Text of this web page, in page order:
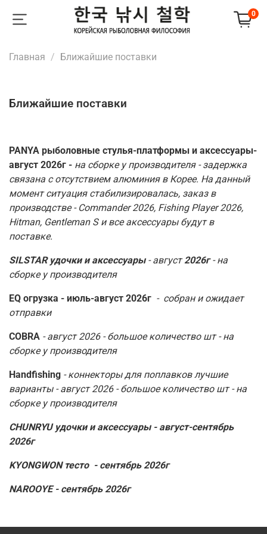
0
Главная Ближайшие поставки
Ближайшие поставки
PANYA рыболовные стулья-платформы и аксессуары-
август 2026г - на сборке у производителя - задержка
связана с отсутствием алюминия в Корее. На данный
момент ситуация стабилизировалась, заказ в
производстве - Commander 2026, Fishing Player 2026,
Hitman, Gentleman S и все аксессуары будут в
поставке.
SILSTAR удочки и аксессуары - август2026г- на
сборке у производителя
EQ огрузка - июль-август 2026г - собран и ожидает
отправки
COBRA - август 2026 - большое количество шт - на
сборке у производителя
Handfishing - коннекторы для поплавков лучшие
варианты - август 2026 - большое количество шт - на
сборке у производителя
CHUNRYU удочки и аксессуары - август-сентябрь
2026г
KYONGWON тесто - сентябрь 2026г
NAROOYE - сентябрь 2026г